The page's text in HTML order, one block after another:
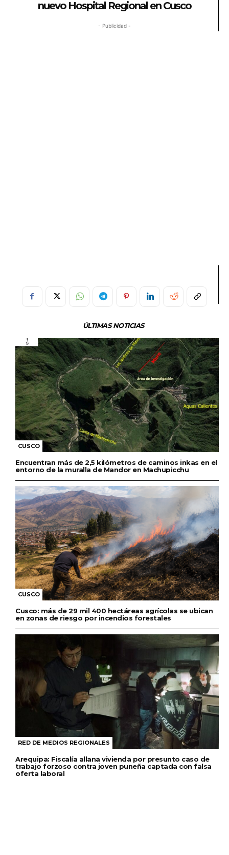
nuevo Hospital Regional en Cusco
- Publicidad -
ÚLTIMAS NOTICIAS
CUSCO
Encuentran más de 2,5 kilómetros de caminos inkas en el
entorno de la muralla de Mandor en Machupicchu
CUSCO
Cusco: más de 29 mil 400 hectáreas agrícolas se ubican
en zonas de riesgo por incendios forestales
RED DE MEDIOS REGIONALES
Arequipa: Fiscalía allana vivienda por presunto caso de
trabajo forzoso contra joven puneña captada con falsa
oferta laboral